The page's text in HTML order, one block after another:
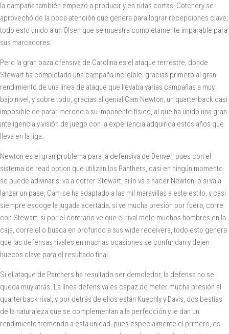
la campaña también empezó a producir y en rutas cortas, Cotchery se
aprovechó de la poca atención que genera para lograr recepciones clave;
todo esto unido a un Olsen que se muestra completamente imparable para
sus marcadores.
Pero la gran baza ofensiva de Carolina es el ataque terrestre, donde
Stewart ha completado una campaña increíble, gracias primero al gran
rendimiento de una línea de ataque que llevaba varias campañas a muy
bajo nivel, y sobre todo, gracias al genial Cam Newton, un quarterback casi
imposible de parar merced a su imponente físico, al que ha unido una gran
inteligencia y visión de juego con la experiencia adquirida estos años que
lleva en la liga.
Newton es el gran problema para la defensiva de Denver, pues con el
sistema de read option que utilizan los Panthers, casi en ningún momento
se puede adivinar si va a correr Stewart, si lo va a hacer Newton, o si va a
lanzar un pase, Cam se ha adaptado a las mil maravillas a este estilo, y casi
siempre escoge la jugada acertada; si ve mucha presión por fuera, corre
con Stewart, si por el contrario ve que el rival mete muchos hombres en la
caja, corre el o busca en profundo a sus wide receivers, todo esto genera
que las defensas rivales en muchas ocasiones se confundan y dejen
huecos clave para el resultado final.
Si el ataque de Panthers ha resultado ser demoledor, la defensa no se
queda muy atrás. La línea defensiva es capaz de meter mucha presión al
quarterback rival, y por detrás de ellos están Kuechly y Davis, dos bestias
de la naturaleza que se complementan a la perfección y le dan un
rendimiento tremendo a esta unidad, pues especialmente el primero, es